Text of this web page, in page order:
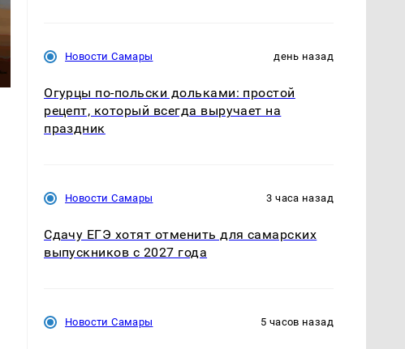
Новости Самары день назад
Огурцы по‑польски дольками: простой
рецепт, который всегда выручает на
праздник
Новости Самары 3 часа назад
Сдачу ЕГЭ хотят отменить для самарских
выпускников с 2027 года
Новости Самары 5 часов назад